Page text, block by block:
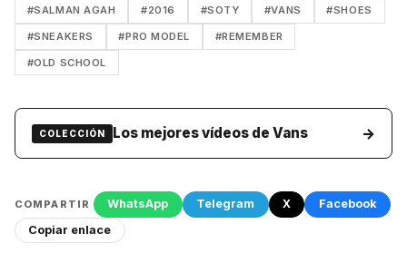
#SALMAN AGAH #2016 #SOTY #VANS #SHOES
#SNEAKERS #PRO MODEL #REMEMBER
#OLD SCHOOL
COLECCIÓN Los mejores vídeos de Vans →
COMPARTIR WhatsApp Telegram X
Facebook
Copiar enlace